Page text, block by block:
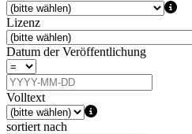
Lizenz
Datum der Veröffentlichung
Volltext
sortiert nach